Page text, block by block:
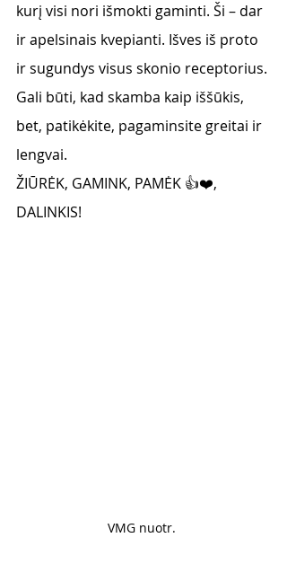
kurį visi nori išmokti gaminti. Ši – dar
ir apelsinais kvepianti. Išves iš proto
ir sugundys visus skonio receptorius.
Gali būti, kad skamba kaip iššūkis,
bet, patikėkite, pagaminsite greitai ir
lengvai.
ŽIŪRĖK, GAMINK, PAMĖK 👍❤️,
DALINKIS!
VMG nuotr.